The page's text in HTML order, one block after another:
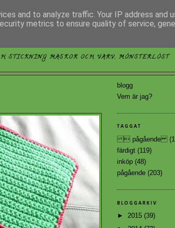
STICKNING MASKOR OCH VARV, MÖNSTERLÖST
blogg
Vem är jag?
TAGGAT
 pågående
färdigt (119)
inköp (48)
pågående (203)
BLOGGARKIV
► 2015 (39)
and to analyze traffic. Your IP address and
metrics to ensure quality of service,